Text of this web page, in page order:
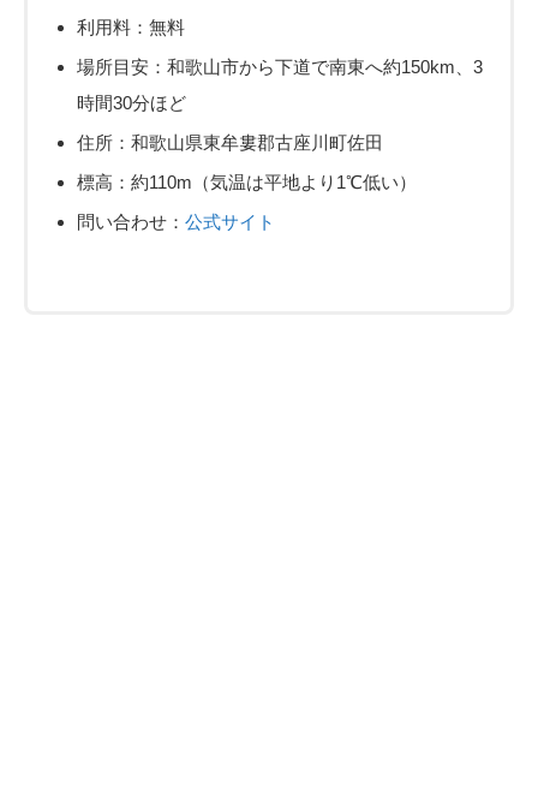
利用料：無料
場所目安：和歌山市から下道で南東へ約150km、3
時間30分ほど
住所：和歌山県東牟婁郡古座川町佐田
標高：約110m（気温は平地より1℃低い）
問い合わせ： 公式サイト